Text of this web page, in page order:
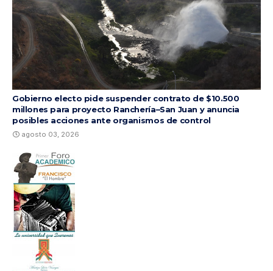
Gobierno electo pide suspender contrato de $10.500
millones para proyecto Ranchería–San Juan y anuncia
posibles acciones ante organismos de control
agosto 03, 2026